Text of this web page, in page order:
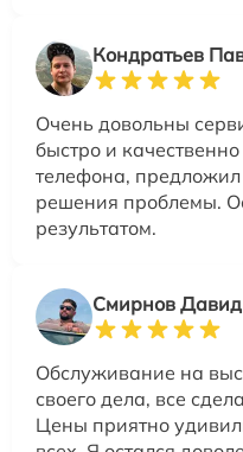
Кондратьев
Очень довольны
быстро и
телефона,
решения проблемы.
результатом.
Смирнов Давид
Обслуживание на
своего дела, все
Цены приятно